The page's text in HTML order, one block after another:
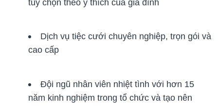
tùy chọn theo ý thích của gia đình
Dịch vụ tiệc cưới chuyên nghiệp, trọn gói và
cao cấp
Đội ngũ nhân viên nhiệt tình với hơn 15
năm kinh nghiệm trong tổ chức và tạo nên